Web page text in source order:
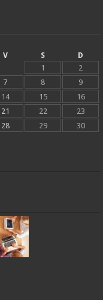
V S
D
1
2
7 8
9
14 15
16
21 22
23
28 29
30